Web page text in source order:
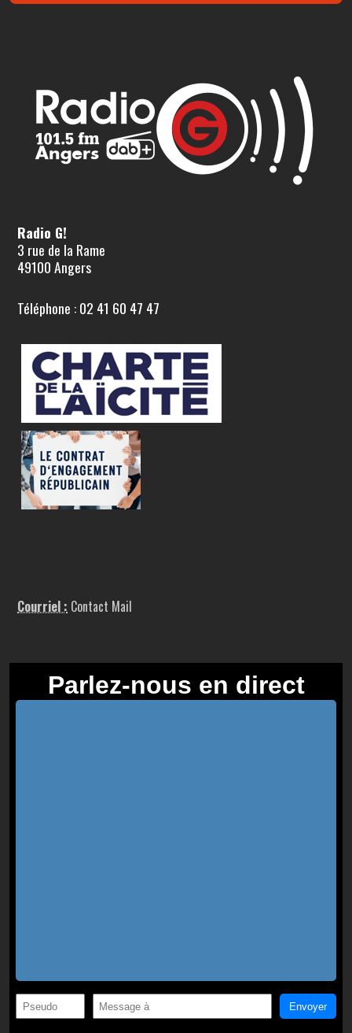
Radio G!
3 rue de la Rame
49100 Angers
Téléphone : 02 41 60 47 47
Courriel : Contact Mail